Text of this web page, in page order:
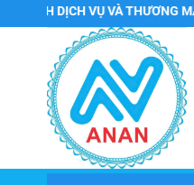
đến
DỊCH VỤ VÀ THƯƠNG MẠI ANAN